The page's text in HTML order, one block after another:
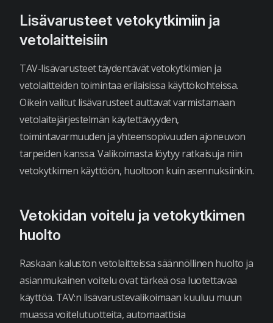
Lisävarusteet vetokytkimiin ja
vetolaitteisiin
TAV-lisävarusteet täydentävät vetokytkimien ja
vetolaitteiden toimintaa erilaisissa käyttökohteissa.
Oikein valitut lisävarusteet auttavat varmistamaan
vetolaitejärjestelmän käytettävyyden,
toimintavarmuuden ja yhteensopivuuden ajoneuvon
tarpeiden kanssa. Valikoimasta löytyy ratkaisuja niin
vetokytkimen käyttöön, huoltoon kuin asennuksiinkin.
Vetokidan voitelu ja vetokytkimen
huolto
Raskaan kaluston vetolaitteissa säännöllinen huolto ja
asianmukainen voitelu ovat tärkeä osa luotettavaa
käyttöä. TAV:n lisävarustevalikoimaan kuuluu muun
muassa voitelutuotteita, automaattisia